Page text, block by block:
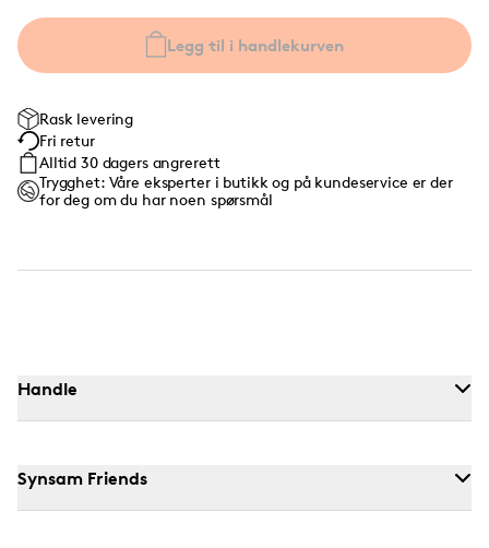
Legg til i handlekurven
Rask levering
Fri retur
Alltid 30 dagers angrerett
Trygghet: Våre eksperter i butikk og på kundeservice er der
for deg om du har noen spørsmål
Handle
Synsam Friends